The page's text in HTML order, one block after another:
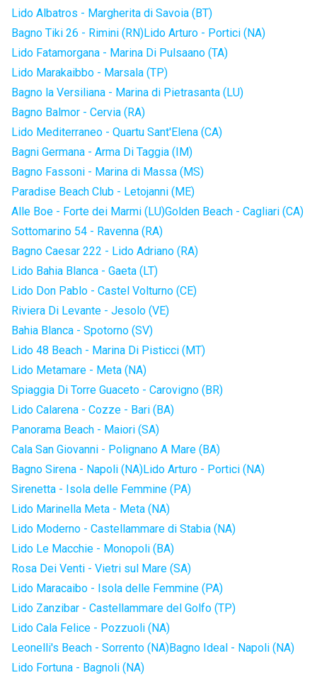
Lido Albatros - Margherita di Savoia (BT)
Bagno Tiki 26 - Rimini (RN)Lido Arturo - Portici (NA)
Lido Fatamorgana - Marina Di Pulsaano (TA)
Lido Marakaibbo - Marsala (TP)
Bagno la Versiliana - Marina di Pietrasanta (LU)
Bagno Balmor - Cervia (RA)
Lido Mediterraneo - Quartu Sant'Elena (CA)
Bagni Germana - Arma Di Taggia (IM)
Bagno Fassoni - Marina di Massa (MS)
Paradise Beach Club - Letojanni (ME)
Alle Boe - Forte dei Marmi (LU)Golden Beach - Cagliari (CA)
Sottomarino 54 - Ravenna (RA)
Bagno Caesar 222 - Lido Adriano (RA)
Lido Bahia Blanca - Gaeta (LT)
Lido Don Pablo - Castel Volturno (CE)
Riviera Di Levante - Jesolo (VE)
Bahia Blanca - Spotorno (SV)
Lido 48 Beach - Marina Di Pisticci (MT)
Lido Metamare - Meta (NA)
Spiaggia Di Torre Guaceto - Carovigno (BR)
Lido Calarena - Cozze - Bari (BA)
Panorama Beach - Maiori (SA)
Cala San Giovanni - Polignano A Mare (BA)
Bagno Sirena - Napoli (NA)Lido Arturo - Portici (NA)
Sirenetta - Isola delle Femmine (PA)
Lido Marinella Meta - Meta (NA)
Lido Moderno - Castellammare di Stabia (NA)
Lido Le Macchie - Monopoli (BA)
Rosa Dei Venti - Vietri sul Mare (SA)
Lido Maracaibo - Isola delle Femmine (PA)
Lido Zanzibar - Castellammare del Golfo (TP)
Lido Cala Felice - Pozzuoli (NA)
Leonelli's Beach - Sorrento (NA)Bagno Ideal - Napoli (NA)
Lido Fortuna - Bagnoli (NA)